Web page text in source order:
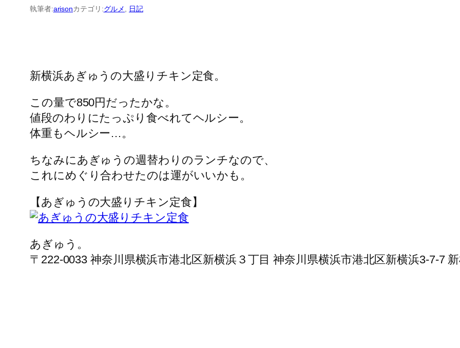
執筆者:arisonカテゴリ:グルメ, 日記
新横浜あぎゅうの大盛りチキン定食。
この量で850円だったかな。
値段のわりにたっぷり食べれてヘルシー。
体重もヘルシー…。
ちなみにあぎゅうの週替わりのランチなので、
これにめぐり合わせたのは運がいいかも。
【あぎゅうの大盛りチキン定食】
あぎゅう。
〒222-0033 神奈川県横浜市港北区新横浜３丁目 神奈川県横浜市港北区新横浜3-7-7